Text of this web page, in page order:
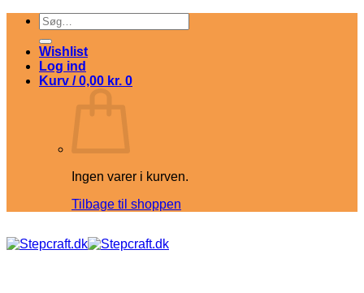
Fortsæt
indhold
Søg
efter:
Wishlist
Log ind
Kurv /0,00 kr. 0
Ingen varer i kurven.
Tilbage til shoppen